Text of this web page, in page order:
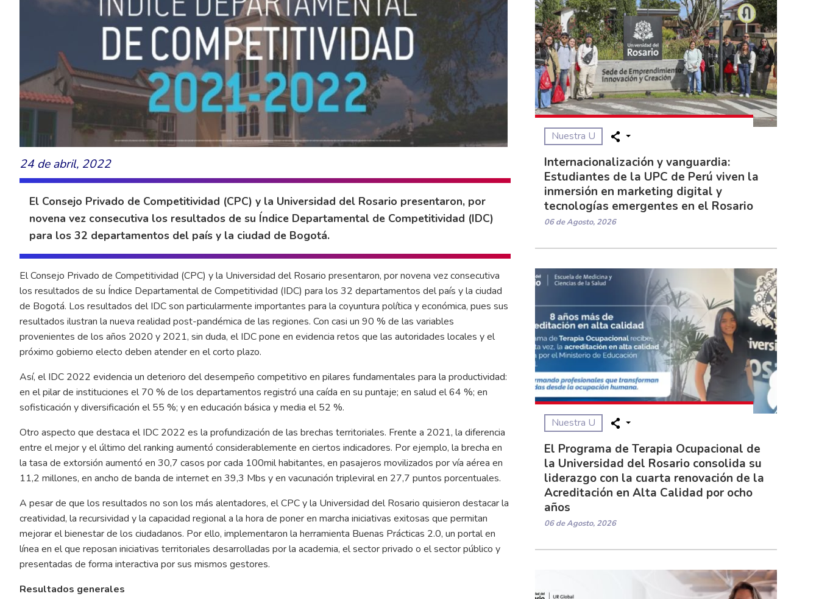
24 de abril, 2022
El Consejo Privado de Competitividad (CPC) y la Universidad del Rosario presentaron, por
novena vez consecutiva los resultados de su Índice Departamental de Competitividad (IDC)
para los 32 departamentos del país y la ciudad de Bogotá.
El Consejo Privado de Competitividad (CPC) y la Universidad del Rosario presentaron, por novena vez consecutiva
los resultados de su Índice Departamental de Competitividad (IDC) para los 32 departamentos del país y la ciudad
de Bogotá. Los resultados del IDC son particularmente importantes para la coyuntura política y económica, pues sus
resultados ilustran la nueva realidad post-pandémica de las regiones. Con casi un 90 % de las variables
provenientes de los años 2020 y 2021, sin duda, el IDC pone en evidencia retos que las autoridades locales y el
próximo gobierno electo deben atender en el corto plazo.
Así, el IDC 2022 evidencia un deterioro del desempeño competitivo en pilares fundamentales para la productividad:
en el pilar de instituciones el 70 % de los departamentos registró una caída en su puntaje; en salud el 64 %; en
sofisticación y diversificación el 55 %; y en educación básica y media el 52 %.
Otro aspecto que destaca el IDC 2022 es la profundización de las brechas territoriales. Frente a 2021, la diferencia
entre el mejor y el último del ranking aumentó considerablemente en ciertos indicadores. Por ejemplo, la brecha en
la tasa de extorsión aumentó en 30,7 casos por cada 100mil habitantes, en pasajeros movilizados por vía aérea en
11,2 millones, en ancho de banda de internet en 39,3 Mbs y en vacunación tripleviral en 27,7 puntos porcentuales.
A pesar de que los resultados no son los más alentadores, el CPC y la Universidad del Rosario quisieron destacar la
creatividad, la recursividad y la capacidad regional a la hora de poner en marcha iniciativas exitosas que permitan
mejorar el bienestar de los ciudadanos. Por ello, implementaron la herramienta Buenas Prácticas 2.0, un portal en
línea en el que reposan iniciativas territoriales desarrolladas por la academia, el sector privado o el sector público y
presentadas de forma interactiva por sus mismos gestores.
Resultados generales
Nuestra U
Internacionalización y vanguardia:
Estudiantes de la UPC de Perú viven la
inmersión en marketing digital y
tecnologías emergentes en el Rosario
06 de Agosto, 2026
Nuestra U
El Programa de Terapia Ocupacional de
la Universidad del Rosario consolida su
liderazgo con la cuarta renovación de la
Acreditación en Alta Calidad por ocho
años
06 de Agosto, 2026